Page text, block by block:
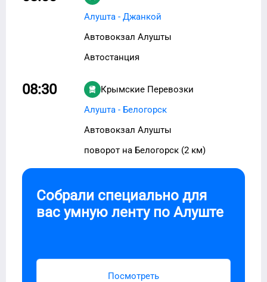
Алушта - Джанкой
Автовокзал Алушты
Автостанция
08:30
Крымские Перевозки
Алушта - Белогорск
Автовокзал Алушты
поворот на Белогорск (2 км)
Собрали специально для
вас умную ленту по Алуште
Посмотреть